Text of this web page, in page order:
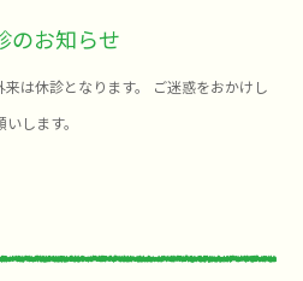
のお知らせ
は休診となります。 ご迷惑をおかけし
します。